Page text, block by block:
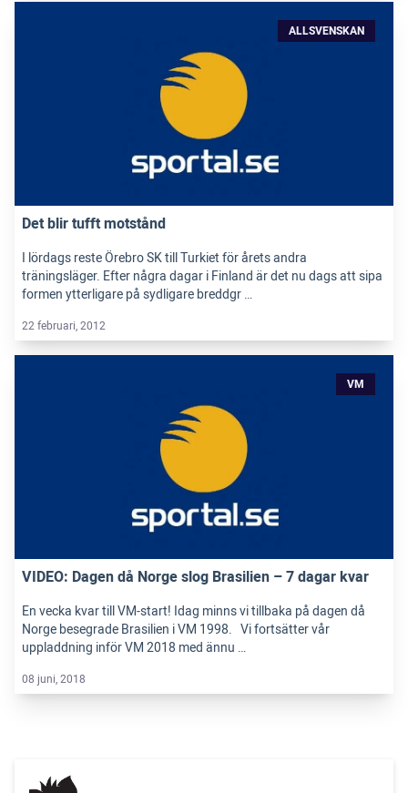
ALLSVENSKAN
Det blir tufft motstånd
I lördags reste Örebro SK till Turkiet för årets andra
träningsläger. Efter några dagar i Finland är det nu dags att sipa
formen ytterligare på sydligare breddgr …
22 februari, 2012
VM
VIDEO: Dagen då Norge slog Brasilien – 7 dagar kvar
En vecka kvar till VM-start! Idag minns vi tillbaka på dagen då
Norge besegrade Brasilien i VM 1998. Vi fortsätter vår
uppladdning inför VM 2018 med ännu …
08 juni, 2018